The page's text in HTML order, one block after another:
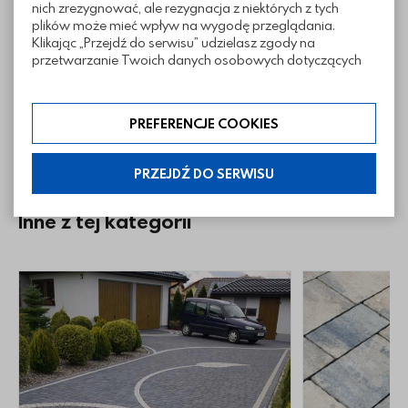
nich zrezygnować, ale rezygnacja z niektórych z tych
plików może mieć wpływ na wygodę przeglądania.
Klikając „Przejdź do serwisu” udzielasz zgody na
przetwarzanie Twoich danych osobowych dotyczących
zakres klikając w „Preferencje cookies”. W każdej chwili
możesz modyfikować udzielone zgody w zakładce:
informacje i regulaminy — ustawienia cookies.
PREFERENCJE COOKIES
PRZEJDŹ DO SERWISU
Informacje techniczne
Pliki do pobrania
Inne z tej kategorii